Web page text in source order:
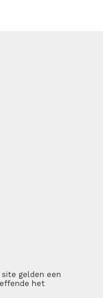
site gelden een
het